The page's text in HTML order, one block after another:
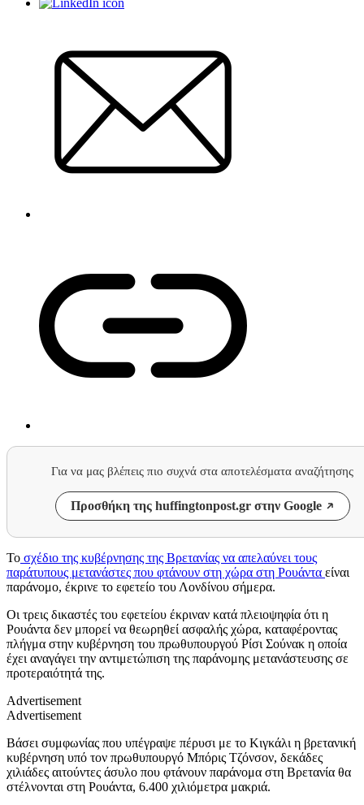
Για να μας βλέπεις πιο συχνά στα αποτελέσματα αναζήτησης
Προσθήκη της huffingtonpost.gr στην Google
Το σχέδιο της κυβέρνησης της Βρετανίας να απελαύνει τους
παράτυπους μετανάστες που φτάνουν στη χώρα στη Ρουάντα είναι
παράνομο, έκρινε το εφετείο του Λονδίνου σήμερα.
Οι τρεις δικαστές του εφετείου έκριναν κατά πλειοψηφία ότι η
Ρουάντα δεν μπορεί να θεωρηθεί ασφαλής χώρα, καταφέροντας
πλήγμα στην κυβέρνηση του πρωθυπουργού Ρίσι Σούνακ η οποία
έχει αναγάγει την αντιμετώπιση της παράνομης μετανάστευσης σε
προτεραιότητά της.
Advertisement
Advertisement
Βάσει συμφωνίας που υπέγραψε πέρυσι με το Κιγκάλι η βρετανική
κυβέρνηση υπό τον πρωθυπουργό Μπόρις Τζόνσον, δεκάδες
χιλιάδες αιτούντες άσυλο που φτάνουν παράνομα στη Βρετανία θα
στέλνονται στη Ρουάντα, 6.400 χιλιόμετρα μακριά.